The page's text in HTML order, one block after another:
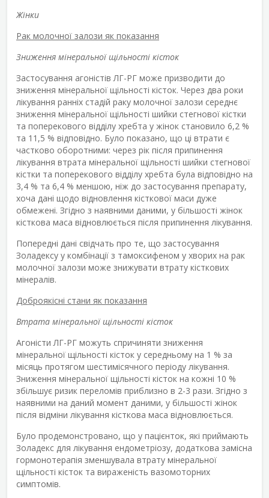
Жінки
Рак молочної залози як показання
Зниження мінеральної щільності кісток
Застосування агоністів ЛГ-РГ може призводити до
зниження мінеральної щільності кісток. Через два роки
лікування ранніх стадій раку молочної залози середнє
зниження мінеральної щільності шийки стегнової кістки
та поперекового відділу хребта у жінок становило 6,2 %
та 11,5 % відповідно. Було показано, що ці втрати є
частково оборотними: через рік після припинення
лікування втрата мінеральної щільності шийки стегнової
кістки та поперекового відділу хребта була відповідно на
3,4 % та 6,4 % меншою, ніж до застосування препарату,
хоча дані щодо відновлення кісткової маси дуже
обмежені. Згідно з наявними даними, у більшості жінок
кісткова маса відновлюється після припинення лікування.
Попередні дані свідчать про те, що застосування
Золадексу у комбінації з тамоксифеном у хворих на рак
молочної залози може знижувати втрату кісткових
мінералів.
Доброякісні стани як показання
Втрата мінеральної щільності кісток
Агоністи ЛГ-РГ можуть спричиняти зниження
мінеральної щільності кісток у середньому на 1 % за
місяць протягом шестимісячного періоду лікування.
Зниження мінеральної щільності кісток на кожні 10 %
збільшує ризик переломів приблизно в 2-3 рази. Згідно з
наявними на даний момент даними, у більшості жінок
після відміни лікування кісткова маса відновлюється.
Було продемонстровано, що у пацієнток, які приймають
Золадекс для лікування ендометріозу, додаткова замісна
гормонотерапія зменшувала втрату мінеральної
щільності кісток та вираженість вазомоторних
симптомів.